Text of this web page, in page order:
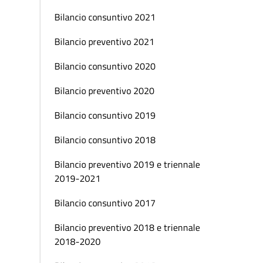
Bilancio consuntivo 2021
Bilancio preventivo 2021
Bilancio consuntivo 2020
Bilancio preventivo 2020
Bilancio consuntivo 2019
Bilancio consuntivo 2018
Bilancio preventivo 2019 e triennale
2019-2021
Bilancio consuntivo 2017
Bilancio preventivo 2018 e triennale
2018-2020